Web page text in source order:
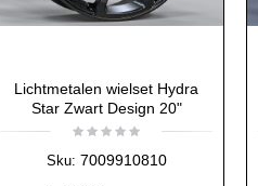
Lichtmetalen wielset Hydra
Star Zwart Design 20"
Sku: 7009910810